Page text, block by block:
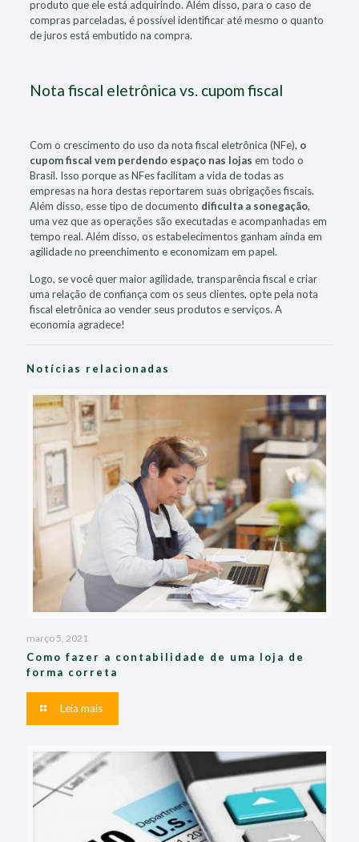
produto que ele está adquirindo. Além disso, para o caso de
compras parceladas, é possível identificar até mesmo o quanto
de juros está embutido na compra.
Nota fiscal eletrônica vs. cupom fiscal
Com o crescimento do uso da nota fiscal eletrônica (NFe), o
cupom fiscal vem perdendo espaço nas lojas em todo o
Brasil. Isso porque as NFes facilitam a vida de todas as
empresas na hora destas reportarem suas obrigações fiscais.
Além disso, esse tipo de documento dificulta a sonegação,
uma vez que as operações são executadas e acompanhadas em
tempo real. Além disso, os estabelecimentos ganham ainda em
agilidade no preenchimento e economizam em papel.
Logo, se você quer maior agilidade, transparência fiscal e criar
uma relação de confiança com os seus clientes, opte pela nota
fiscal eletrônica ao vender seus produtos e serviços. A
economia agradece!
Notícias relacionadas
março 5, 2021
Como fazer a contabilidade de uma loja de
forma correta
Leia mais